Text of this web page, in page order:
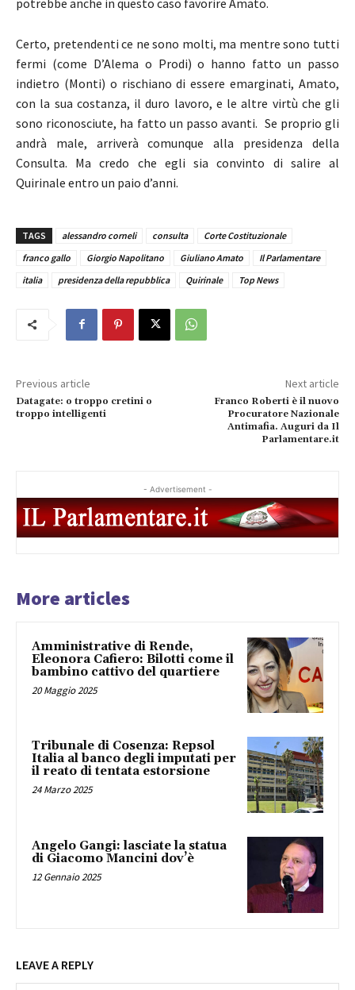
Certo, pretendenti ce ne sono molti, ma mentre sono tutti
fermi (come D’Alema o Prodi) o hanno fatto un passo
indietro (Monti) o rischiano di essere emarginati, Amato,
con la sua costanza, il duro lavoro, e le altre virtù che gli
sono riconosciute, ha fatto un passo avanti. Se proprio gli
andrà male, arriverà comunque alla presidenza della
Consulta. Ma credo che egli sia convinto di salire al
Quirinale entro un paio d’anni.
TAGS alessandro corneli consulta
Corte Costituzionale
franco gallo
Giorgio Napolitano Giuliano Amato
Il Parlamentare
italia
presidenza della repubblica Quirinale Top News
Previous article
Datagate: o troppo cretini o
troppo intelligenti
Next article
Franco Roberti è il nuovo
Procuratore Nazionale
Antimafia. Auguri da Il
Parlamentare.it
- Advertisement -
More articles
Amministrative di Rende,
Eleonora Cafiero: Bilotti come il
bambino cattivo del quartiere
20 Maggio 2025
Tribunale di Cosenza: Repsol
Italia al banco degli imputati per
il reato di tentata estorsione
24 Marzo 2025
Angelo Gangi: lasciate la statua
di Giacomo Mancini dov’è
12 Gennaio 2025
LEAVE A REPLY